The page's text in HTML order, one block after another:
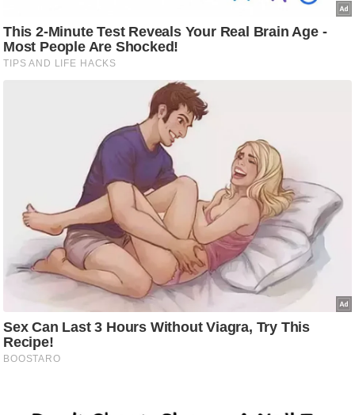
N
e
w
ल
क्नॉ
लॉ
ब्यू
टी